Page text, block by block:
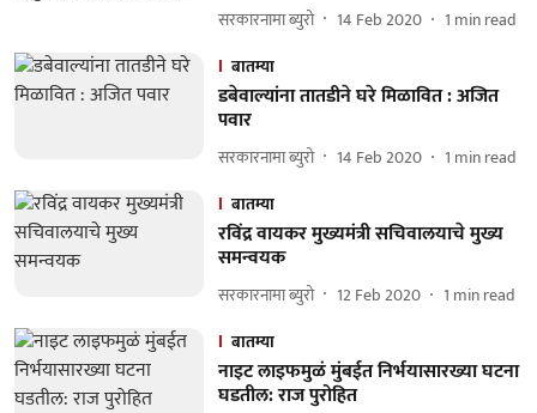
सरकारनामा ब्युरो 14 Feb 2020 1 min read
बातम्या
डबेवाल्यांना तातडीने घरे मिळावित : अजित
पवार
सरकारनामा ब्युरो 14 Feb 2020 1 min read
बातम्या
रविंद्र वायकर मुख्यमंत्री सचिवालयाचे मुख्य
समन्वयक
सरकारनामा ब्युरो 12 Feb 2020 1 min read
बातम्या
नाइट लाइफमुळं मुंबईत निर्भयासारख्या घटना
घडतील: राज पुरोहित